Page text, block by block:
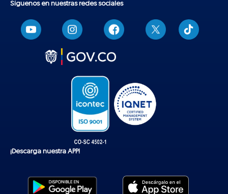
Síguenos en nuestras redes sociales
T
i
k
¡Descarga nuestra APP!